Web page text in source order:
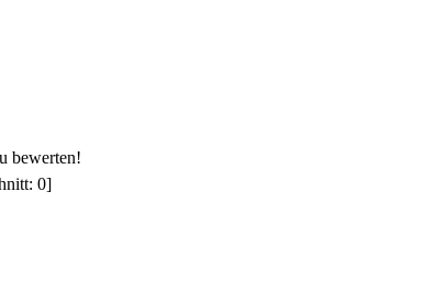
bewerten!
0]